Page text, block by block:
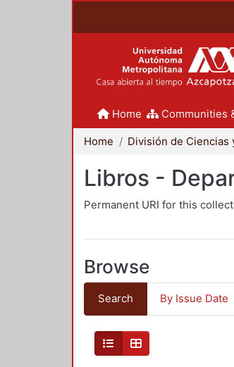
Home Communities
Home
Libros -
Permanent URI for this
Browse
Search By Issue Date